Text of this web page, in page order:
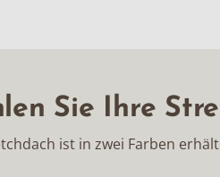
Sie Ihre
ist in zwei Farben